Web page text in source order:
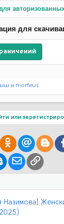
для
и morfeus
или
Mail.ru
Skype Ссылка
Назимова]